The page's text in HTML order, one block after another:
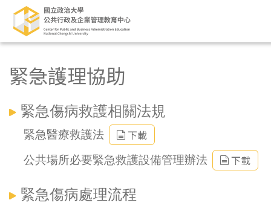
緊急護理協助
緊急傷病救護相關法規
緊急醫療救護法 下載
公共場所必要緊急救護設備管理辦法 下載
緊急傷病處理流程